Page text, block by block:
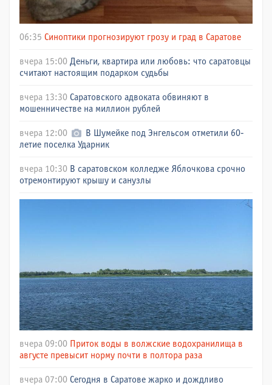
06:35 Синоптики прогнозируют грозу и град в Саратове
вчера 15:00 Деньги, квартира или любовь: что саратовцы
считают настоящим подарком судьбы
вчера 13:30 Саратовского адвоката обвиняют в
мошенничестве на миллион рублей
вчера 12:00
В Шумейке под Энгельсом отметили 60-
летие поселка Ударник
вчера 10:30 В саратовском колледже Яблочкова срочно
отремонтируют крышу и санузлы
вчера 09:00 Приток воды в волжские водохранилища в
августе превысит норму почти в полтора раза
вчера 07:00 Сегодня в Саратове жарко и дождливо